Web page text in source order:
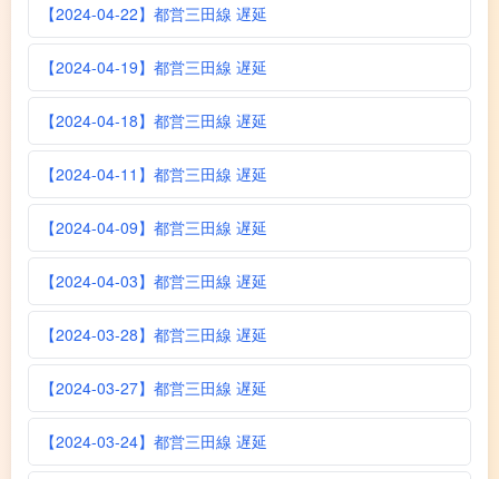
【2024-04-22】都営三田線 遅延
【2024-04-19】都営三田線 遅延
【2024-04-18】都営三田線 遅延
【2024-04-11】都営三田線 遅延
【2024-04-09】都営三田線 遅延
【2024-04-03】都営三田線 遅延
【2024-03-28】都営三田線 遅延
【2024-03-27】都営三田線 遅延
【2024-03-24】都営三田線 遅延